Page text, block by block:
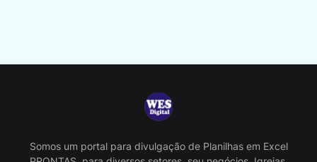
Somos um portal para divulgação de Planilhas em Excel